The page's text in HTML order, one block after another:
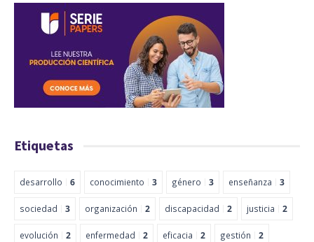
Etiquetas
desarrollo 6 conocimiento 3 género 3 enseñanza 3
sociedad 3 organización 2 discapacidad 2 justicia 2
evolución 2 enfermedad 2 eficacia 2 gestión 2